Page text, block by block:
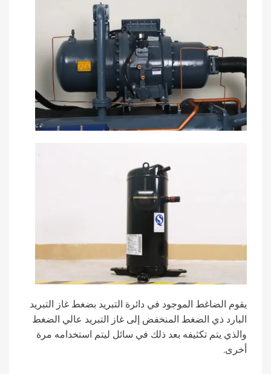
يقوم الضاغط الموجود في دائرة التبريد بضغط غاز التبريد
البارد ذي الضغط المنخفض إلى غاز التبريد عالي الضغط
والذي يتم تكثيفه بعد ذلك في سائل ليتم استخدامه مرة
أخرى.